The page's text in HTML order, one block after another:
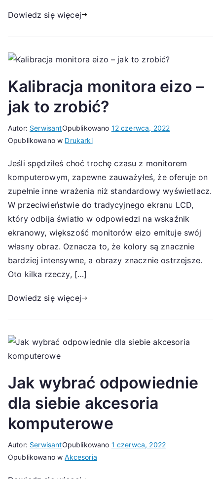
Dowiedz się więcej
Kalibracja monitora eizo –
jak to zrobić?
Autor: SerwisantOpublikowano 12 czerwca, 2022
Opublikowano w Drukarki
Jeśli spędziłeś choć trochę czasu z monitorem
komputerowym, zapewne zauważyłeś, że oferuje on
zupełnie inne wrażenia niż standardowy wyświetlacz.
W przeciwieństwie do tradycyjnego ekranu LCD,
który odbija światło w odpowiedzi na wskaźnik
ekranowy, większość monitorów eizo emituje swój
własny obraz. Oznacza to, że kolory są znacznie
bardziej intensywne, a obrazy znacznie ostrzejsze.
Oto kilka rzeczy, […]
Dowiedz się więcej
Jak wybrać odpowiednie
dla siebie akcesoria
komputerowe
Autor: SerwisantOpublikowano 1 czerwca, 2022
Opublikowano wAkcesoria